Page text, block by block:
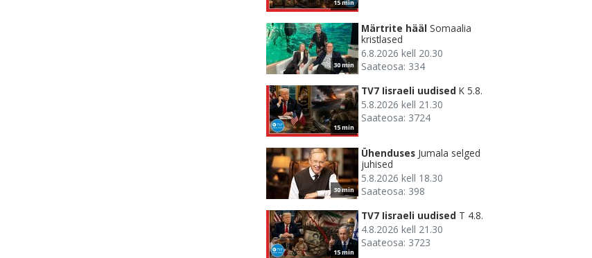
15 min
30 min
Märtrite hääl Somaalia
kristlased
6.8.2026 kell 20.30
Saateosa: 334
15 min
TV7 Iisraeli uudised K 5.8.
5.8.2026 kell 21.30
Saateosa: 3724
30 min
Ühenduses Jumala selged
juhised
5.8.2026 kell 18.30
Saateosa: 398
15 min
TV7 Iisraeli uudised T 4.8.
4.8.2026 kell 21.30
Saateosa: 3723